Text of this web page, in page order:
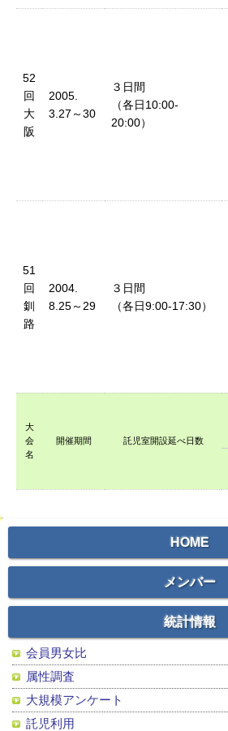
HOME
メンバー
統計情報
会員男女比
属性調査
大規模アンケート
託児利用
52
回
大
阪
2005.
3.27～30
３日間
（各日10:00-
20:00）
51
回
釧
路
2004.
8.25～29
３日間
（各日9:00-17:30）
大
会
名
開催期間 託児室開設延べ日数